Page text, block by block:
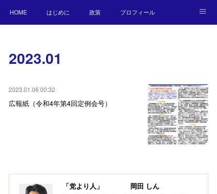
HOME はじめに 政策 プロフィール
2023.01
2023.01.06 00:32
広報紙（令和4年第4回定例会号）
「党より人」 岡田 しん